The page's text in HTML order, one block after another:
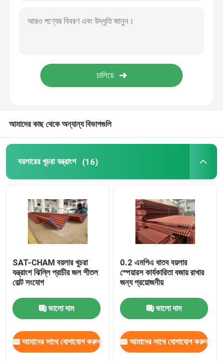
বিজোড় স্টেইনলেস টিউব
আমাদের কাছ থেকে অন্যান্য বিভাগগুলি
বয়লারের খুচরা যন্ত্রাংশ (16)
SAT-CHAM বয়লার খুচরা
যন্ত্রাংশ ঝিল্লি প্রাচীর জল শীতল
বোল্ট সংযোগ
ভালো দাম
আমাদের সাথে যোগাযোগ করুন
0.2 এমপিএ ধাতব বয়লার
স্পেয়ারস কার্যকারিতা বজায় রাখার
জন্য প্রয়োজনীয়
ভালো দাম
আমাদের সাথে যোগাযোগ করুন